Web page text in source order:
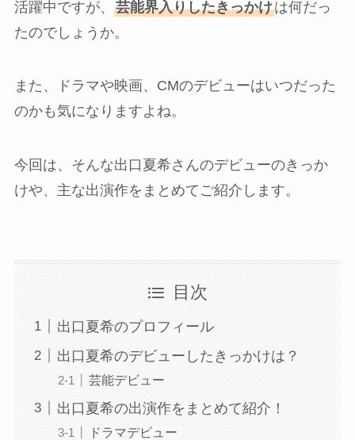
活躍中ですが、 芸能界入りしたきっかけは何だっ
たのでしょうか。
また、ドラマや映画、CMのデビューはいつだった
のかも気になりますよね。
今回は、そんな出口夏希さんのデビューのきっか
けや、主な出演作をまとめてご紹介します。
目次
出口夏希のプロフィール
出口夏希のデビューしたきっかけは？
芸能デビュー
出口夏希の出演作をまとめて紹介！
ドラマデビュー